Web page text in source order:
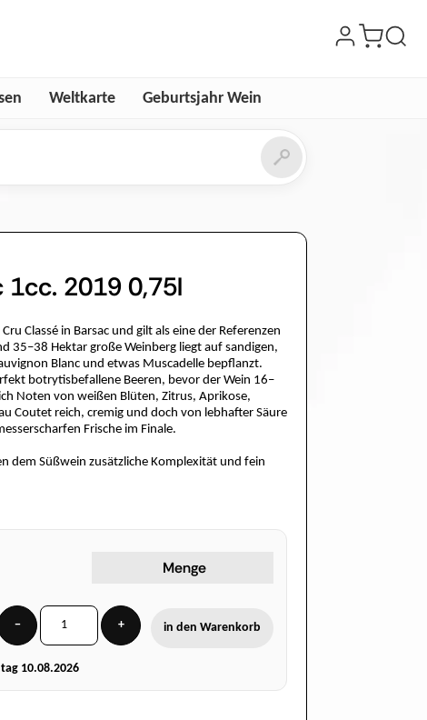
Weltkarte Geburtsjahr Wein
2019 0,75l
Classé in Barsac und gilt als eine der Referenzen
35–38 Hektar große Weinberg liegt auf sandigen,
Blanc und etwas Muscadelle bepflanzt.
botrytisbefallene Beeren, bevor der Wein 16–
Noten von weißen Blüten, Zitrus, Aprikose,
Coutet reich, cremig und doch von lebhafter Säure
Frische im Finale.
dem Süßwein zusätzliche Komplexität und fein
Menge
− + in den Warenkorb
10.08.2026